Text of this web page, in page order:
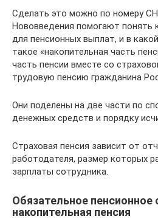
Сделать это можно по номеру
Нововведения помогают понять
для пенсионных выплат, и в
такое «накопительная часть
часть пенсии вместе со
трудовую пенсию гражданина
Они поделены на две части по
денежных средств и порядку
Страховая пенсия зависит от
работодателя, размер которых
зарплаты сотрудника.
Обязательное пенсионное
накопительная пенсия